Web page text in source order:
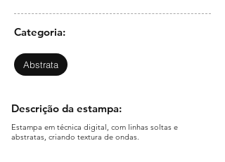
Categoria:
Abstrata
Descrição da estampa:
Estampa em técnica digital, com linhas soltas e
abstratas, criando textura de ondas.